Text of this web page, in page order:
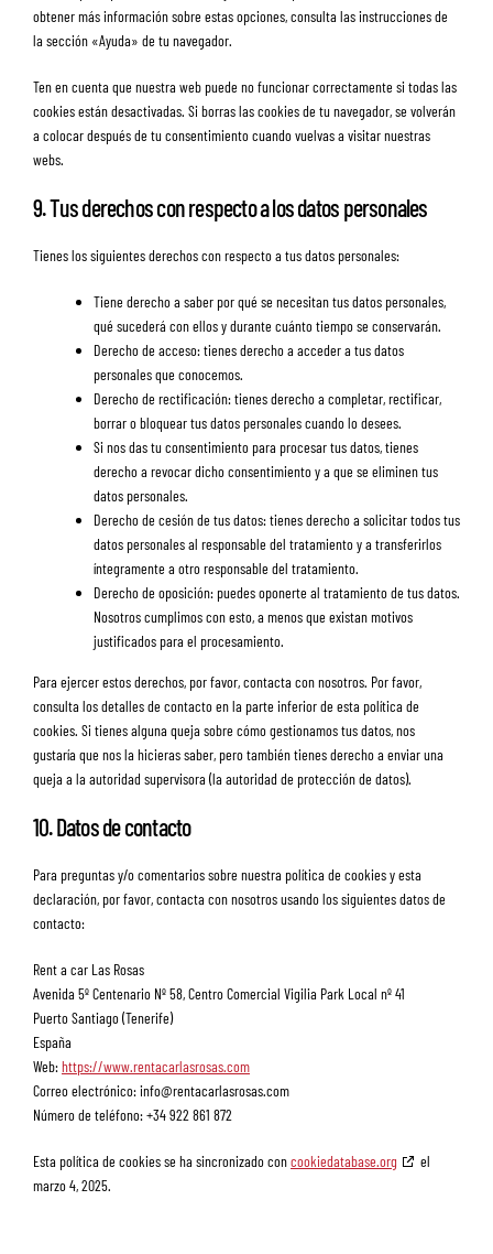
obtener más información sobre estas opciones, consulta las instrucciones de
la sección «Ayuda» de tu navegador.
Ten en cuenta que nuestra web puede no funcionar correctamente si todas las
cookies están desactivadas. Si borras las cookies de tu navegador, se volverán
a colocar después de tu consentimiento cuando vuelvas a visitar nuestras
webs.
9. Tus derechos con respecto a los datos personales
Tienes los siguientes derechos con respecto a tus datos personales:
Tiene derecho a saber por qué se necesitan tus datos personales,
qué sucederá con ellos y durante cuánto tiempo se conservarán.
Derecho de acceso: tienes derecho a acceder a tus datos
personales que conocemos.
Derecho de rectificación: tienes derecho a completar, rectificar,
borrar o bloquear tus datos personales cuando lo desees.
Si nos das tu consentimiento para procesar tus datos, tienes
derecho a revocar dicho consentimiento y a que se eliminen tus
datos personales.
Derecho de cesión de tus datos: tienes derecho a solicitar todos tus
datos personales al responsable del tratamiento y a transferirlos
íntegramente a otro responsable del tratamiento.
Derecho de oposición: puedes oponerte al tratamiento de tus datos.
Nosotros cumplimos con esto, a menos que existan motivos
justificados para el procesamiento.
Para ejercer estos derechos, por favor, contacta con nosotros. Por favor,
consulta los detalles de contacto en la parte inferior de esta política de
cookies. Si tienes alguna queja sobre cómo gestionamos tus datos, nos
gustaría que nos la hicieras saber, pero también tienes derecho a enviar una
queja a la autoridad supervisora (la autoridad de protección de datos).
10. Datos de contacto
Para preguntas y/o comentarios sobre nuestra política de cookies y esta
declaración, por favor, contacta con nosotros usando los siguientes datos de
contacto:
Rent a car Las Rosas
Avenida 5º Centenario Nº 58, Centro Comercial Vigilia Park Local nº 41
Puerto Santiago (Tenerife)
España
Web:https://www.rentacarlasrosas.com
Correo electrónico:info@rentacarlasrosas.com
Número de teléfono: +34 922 861 872
Esta política de cookies se ha sincronizado concookiedatabase.org
el
marzo 4, 2025.